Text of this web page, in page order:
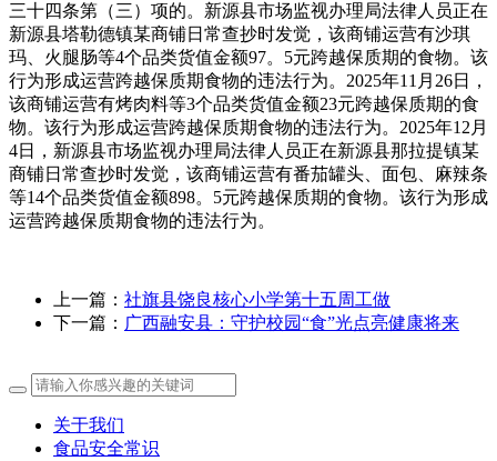
三十四条第（三）项的。新源县市场监视办理局法律人员正在
新源县塔勒德镇某商铺日常查抄时发觉，该商铺运营有沙琪
玛、火腿肠等4个品类货值金额97。5元跨越保质期的食物。该
行为形成运营跨越保质期食物的违法行为。2025年11月26日，
该商铺运营有烤肉料等3个品类货值金额23元跨越保质期的食
物。该行为形成运营跨越保质期食物的违法行为。2025年12月
4日，新源县市场监视办理局法律人员正在新源县那拉提镇某
商铺日常查抄时发觉，该商铺运营有番茄罐头、面包、麻辣条
等14个品类货值金额898。5元跨越保质期的食物。该行为形成
运营跨越保质期食物的违法行为。
上一篇： 社旗县饶良核心小学第十五周工做
下一篇： 广西融安县：守护校园“食”光点亮健康将来
关于我们
食品安全常识